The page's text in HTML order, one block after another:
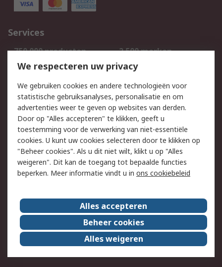
Services
750.000 producten
2.500 merken
Bestellen
Inkoopoplossingen
Track & Trace
Wettelijk
Cookiebeleid
Email veiligheid
Privacybeleid
Websitevoorwaarden
Algemene
verkoopvoorwaarden
Over RS
RS Group
Over ons
RS wereldwijd
Werken bij RS
ESG
We respecteren uw privacy
We gebruiken cookies en andere technologieën voor
statistische gebruiksanalyses, personalisatie en om
advertenties weer te geven op websites van derden.
Door op "Alles accepteren" te klikken, geeft u
toestemming voor de verwerking van niet-essentiële
cookies. U kunt uw cookies selecteren door te klikken op
"Beheer cookies". Als u dit niet wilt, klikt u op "Alles
weigeren". Dit kan de toegang tot bepaalde functies
beperken. Meer informatie vindt u in ons cookiebeleid
Alles accepteren
Beheer cookies
Alles weigeren